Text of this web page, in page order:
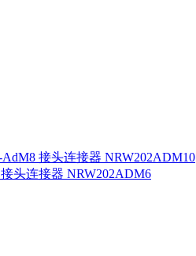
AdM8 接头连接器 NRW202ADM10
接头连接器 NRW202ADM6